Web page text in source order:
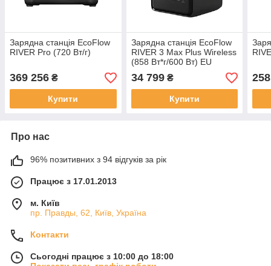
Зарядна станція EcoFlow
RIVER Pro (720 Вт/г)
369 256 ₴
Купити
Зарядна станція EcoFlow
RIVER 3 Max Plus Wireless
(858 Вт*г/600 Вт) EU
34 799₴
Купити
Про нас
96% позитивних з 94 відгуків за рік
Працює з 17.01.2013
м. Київ
пр. Правды, 62, Київ, Україна
Контакти
Сьогодні працює з 10:00 до 18:00